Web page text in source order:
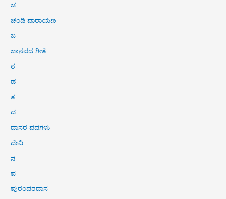
ಚ
ಚಂಡಿ ಪಾರಾಯಣ
ಜ
ಜಾನಪದ ಗೀತೆ
ಠ
ಡ
ತ
ದ
ದಾಸರ ಪದಗಳು
ದೇವಿ
ನ
ಪ
ಪುರಂದರದಾಸ